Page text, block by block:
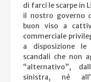
di farci le scarpe in
il nostro governo
buon viso a
commerciale
a disposizione le
scandali che non
“alternativo”,
sinistra, né